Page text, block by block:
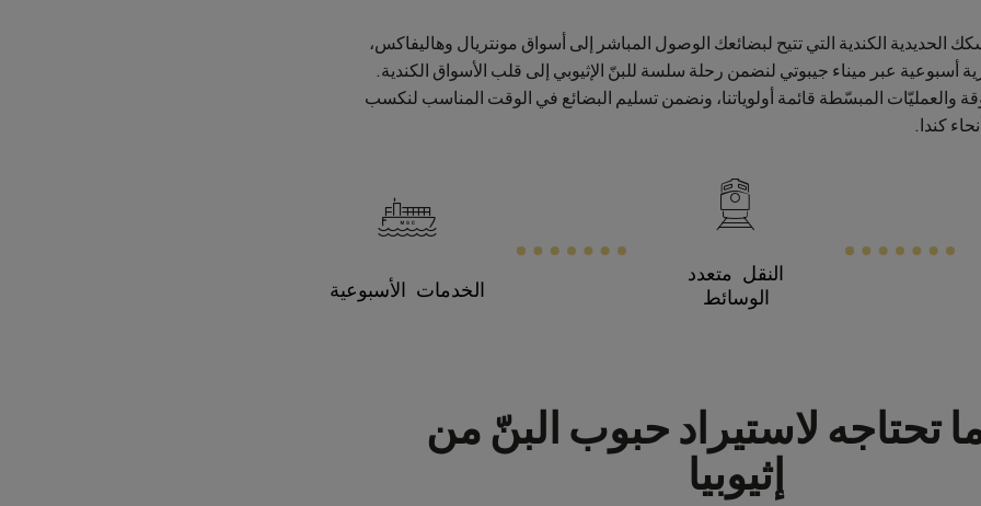
الحديدية الكندية التي تتيح لبضائعك الوصول المباشر إلى أسواق مونتريال وهاليفاكس،
أسبوعية عبر ميناء جيبوتي لنضمن رحلة سلسة للبنّ الإثيوبي إلى قلب الأسواق الكندية.
والعمليّات المبسّطة قائمة أولوياتنا، ونضمن تسليم البضائع في الوقت المناسب لنكسب
كندا.
النقل متعدد
الوسائط
الخدمات الأسبوعية
تحتاجه لاستيراد حبوب البنّ من
إثيوبيا